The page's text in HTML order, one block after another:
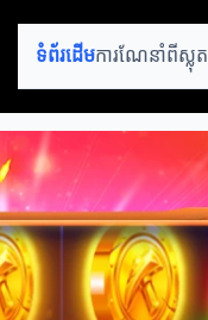
ទំព័រដើមការណែនាំពីស្លុត